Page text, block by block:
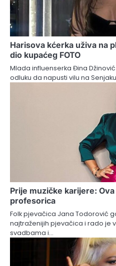
Harisova kćerka uživa na
dio kupaćeg FOTO
Mlada influenserka Đina
odluku da napusti vilu na
Prije muzičke karijere:
profesorica
Folk pjevačica Jana Todorović
najtraženijih pjevačica i rado je
svadbama i…